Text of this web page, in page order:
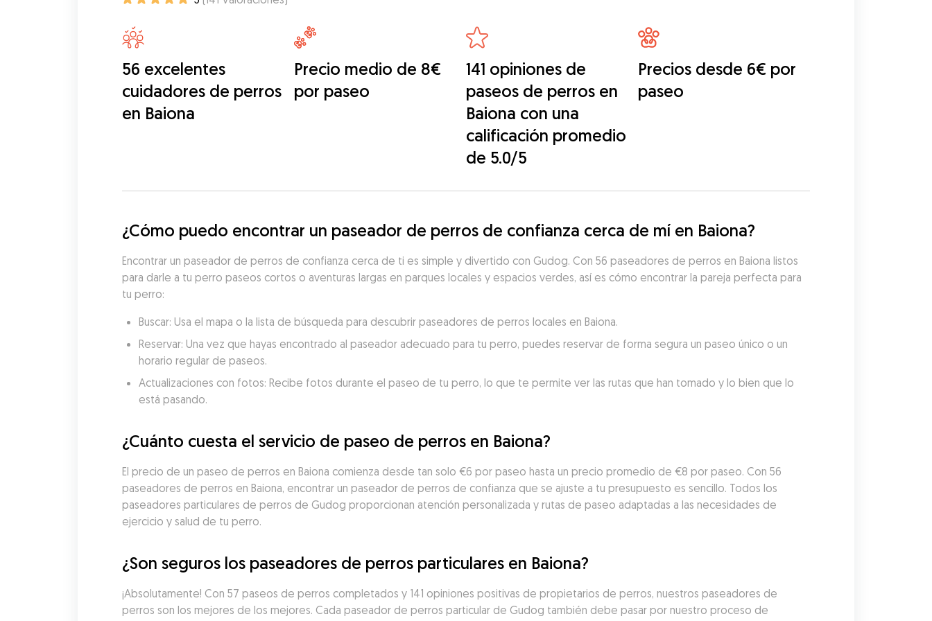
56 excelentes
cuidadores de perros
en Baiona
Precio medio de 8€
por paseo
141 opiniones de
paseos de perros en
Baiona con una
calificación promedio
de 5.0/5
Precios desde 6€ por
paseo
¿Cómo puedo encontrar un paseador de perros de confianza cerca de mí en Baiona?
Encontrar un paseador de perros de confianza cerca de ti es simple y divertido con Gudog. Con 56 paseadores de perros en Baiona listos
para darle a tu perro paseos cortos o aventuras largas en parques locales y espacios verdes, así es cómo encontrar la pareja perfecta para
tu perro:
Buscar: Usa el mapa o la lista de búsqueda para descubrir paseadores de perros locales en Baiona.
Reservar: Una vez que hayas encontrado al paseador adecuado para tu perro, puedes reservar de forma segura un paseo único o un
horario regular de paseos.
Actualizaciones con fotos: Recibe fotos durante el paseo de tu perro, lo que te permite ver las rutas que han tomado y lo bien que lo
está pasando.
¿Cuánto cuesta el servicio de paseo de perros en Baiona?
El precio de un paseo de perros en Baiona comienza desde tan solo €6 por paseo hasta un precio promedio de €8 por paseo. Con 56
paseadores de perros en Baiona, encontrar un paseador de perros de confianza que se ajuste a tu presupuesto es sencillo. Todos los
paseadores particulares de perros de Gudog proporcionan atención personalizada y rutas de paseo adaptadas a las necesidades de
ejercicio y salud de tu perro.
¿Son seguros los paseadores de perros particulares en Baiona?
¡Absolutamente! Con 57 paseos de perros completados y 141 opiniones positivas de propietarios de perros, nuestros paseadores de
perros son los mejores de los mejores. Cada paseador de perros particular de Gudog también debe pasar por nuestro proceso de